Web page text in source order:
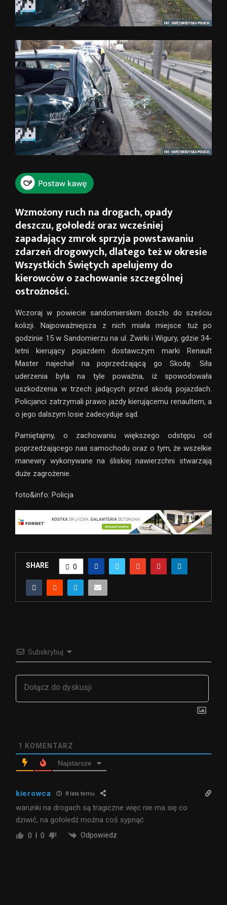
Wzmożony ruch na drogach, opady
deszczu, gołoledź oraz wcześniej
zapadający zmrok sprzyja powstawaniu
zdarzeń drogowych, dlatego też w okresie
Wszystkich Świętych apelujemy do
kierowców o zachowanie szczególnej
ostrożności.
Wczoraj w powiecie sandomierskim doszło do sześciu
kolizji. Najpoważniejsza z nich miała miejsce tuż po
godzinie 15 w Sandomierzu na ul. Żwirki i Wigury, gdzie 34-
letni kierujący pojazdem dostawczym marki Renault
Master najechał na poprzedzającą go Skodę. Siła
uderzenia była na tyle poważna, iż spowodowała
uszkodzenia w trzech jadących przed skodą pojazdach.
Policjanci zatrzymali prawo jazdy kierującemu renaultem, a
o jego dalszym losie zadecyduje sąd.
Pamiętajmy, o zachowaniu większego odstępu od
poprzedzającego nas samochodu oraz o tym, że wszelkie
manewry wykonywane na śliskiej nawierzchni stwarzają
duże zagrożenie.
foto&info: Policja
SHARE 0
Subskrybuj
1 KOMENTARZ
Najstarsze
kierowca 8 lata temu
warunki na drogach są tragiczne więc nie ma się co
dziwić, na gołoledź można coś sypnąć
0 0 Odpowiedz